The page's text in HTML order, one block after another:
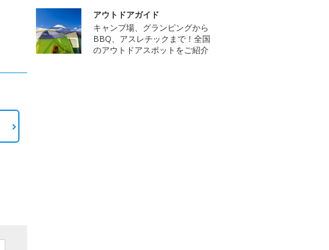
アウトドアガイド
キャンプ場、グランピングから
BBQ、アスレチックまで！全国
のアウトドアスポットをご紹介